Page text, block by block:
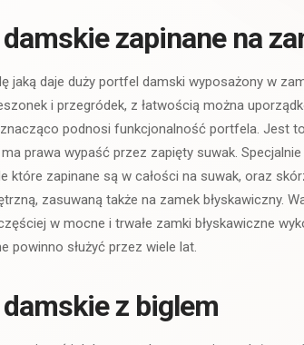
zapinane na
jaką daje duży portfel damski wyposażony w
i przegródek, z łatwością można
podnosi funkcjonalność portfela. Jest
prawa wypaść przez zapięty suwak.
które zapinane są w całości na suwak, oraz
zasuwaną także na zamek błyskawiczny.
w mocne i trwałe zamki błyskawiczne
powinno służyć przez wiele lat.
z biglem